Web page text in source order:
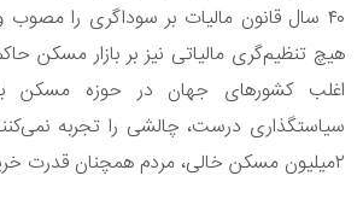
۴۰ سال قانون مالیات بر سوداگری را مصوب
هیچ تنظیم‌گری مالیاتی نیز بر بازار مسکن
اغلب کشور‌های جهان در حوزه مسکن با
سیاستگذاری درست، چالشی را تجربه
۲میلیون مسکن خالی، مردم همچنان قدرت خرید ندارند.